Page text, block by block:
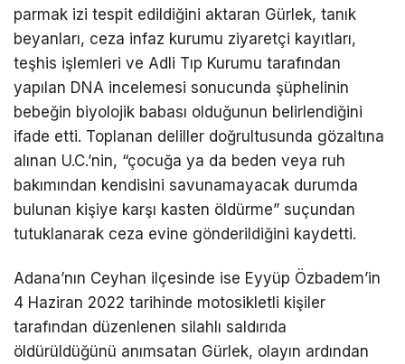
parmak izi tespit edildiğini aktaran Gürlek, tanık
beyanları, ceza infaz kurumu ziyaretçi kayıtları,
teşhis işlemleri ve Adli Tıp Kurumu tarafından
yapılan DNA incelemesi sonucunda şüphelinin
bebeğin biyolojik babası olduğunun belirlendiğini
ifade etti. Toplanan deliller doğrultusunda gözaltına
alınan U.C.’nin, “çocuğa ya da beden veya ruh
bakımından kendisini savunamayacak durumda
bulunan kişiye karşı kasten öldürme” suçundan
tutuklanarak ceza evine gönderildiğini kaydetti.
Adana’nın Ceyhan ilçesinde ise Eyyüp Özbadem’in
4 Haziran 2022 tarihinde motosikletli kişiler
tarafından düzenlenen silahlı saldırıda
öldürüldüğünü anımsatan Gürlek, olayın ardından